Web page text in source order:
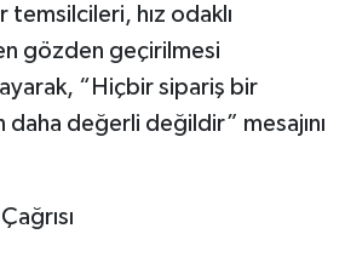
hız odaklı
gözden geçirilmesi
“Hiçbir sipariş bir
daha değerli değildir” mesajını